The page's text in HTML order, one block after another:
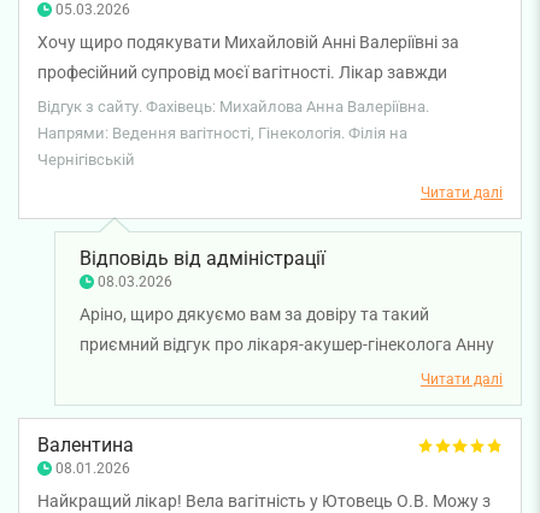
05.03.2026
Хочу щиро подякувати Михайловій Анні Валеріївні за
професійний супровід моєї вагітності. Лікар завжди
детально відповідала на всі мої запитання, пояснювала
кожен етап обстежень. Все було відповідально,
компетентно, з уважним ставленням.
Відгук з сайту. Фахівець: Михайлова Анна Валеріївна.
Напрями: Ведення вагітності, Гінекологія. Філія на
Чернігівській
Читати далі
Відповідь від адміністрації
08.03.2026
Аріно, щиро дякуємо вам за довіру та такий
приємний відгук про лікаря-акушер-гінеколога Анну
Михайлову. Нам дуже важливо, щоб під час
вагітності пацієнтки почувалися спокійно, впевнено
та отримували повну інформацію про кожен етап
обстежень. Бажаємо вам міцного здоров'я!
Читати далі
Валентина
08.01.2026
Найкращий лікар! Вела вагітність у Ютовець О.В. Можу з